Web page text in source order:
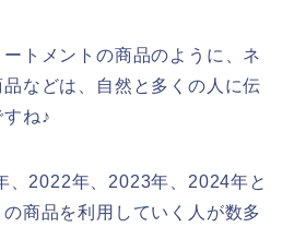
トメントの商品のように、ネ
などは、自然と多くの人に伝
ね♪
、2022年、2023年、2024年と
商品を利用していく人が数多